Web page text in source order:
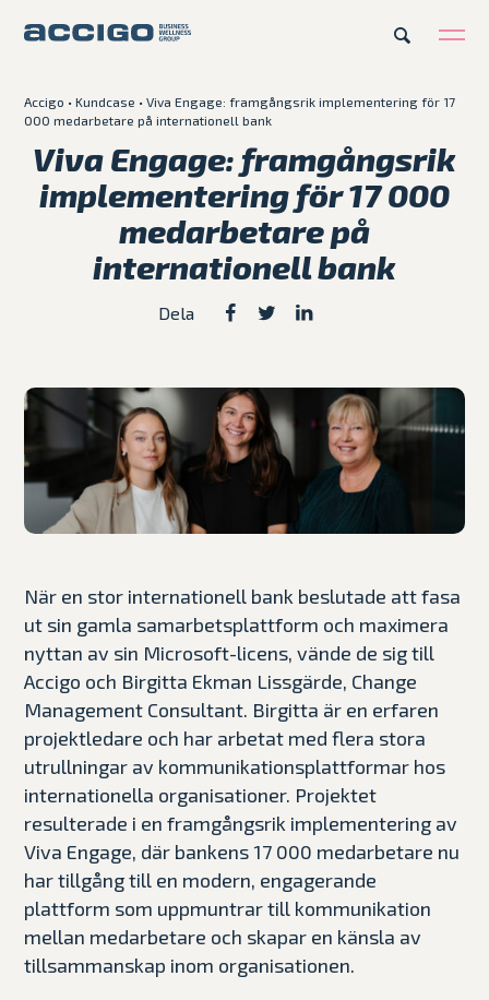
Karriär Kontakt
Erbjudande
Plattformar
Om Accigo
Våra case
Accigo •Kundcase •Viva Engage: framgångsrik implementering för 17
000 medarbetare på internationell bank
Viva Engage: framgångsrik
implementering för 17 000
medarbetare på
internationell bank
Dela
När en stor internationell bank beslutade att fasa
ut sin gamla samarbetsplattform och maximera
nyttan av sin Microsoft-licens, vände de sig till
Accigo och Birgitta Ekman Lissgärde, Change
Management Consultant. Birgitta är en erfaren
projektledare och har arbetat med flera stora
utrullningar av kommunikationsplattformar hos
internationella organisationer. Projektet
resulterade i en framgångsrik implementering av
Viva Engage, där bankens 17 000 medarbetare nu
har tillgång till en modern, engagerande
plattform som uppmuntrar till kommunikation
mellan medarbetare och skapar en känsla av
tillsammanskap inom organisationen.